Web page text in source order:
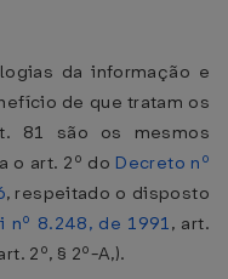
da informação e
de que tratam os
são os mesmos
o art. 2º do Decreto nº
, respeitado o disposto
nº 8.248, de 1991, art.
2º, § 2º-A,).